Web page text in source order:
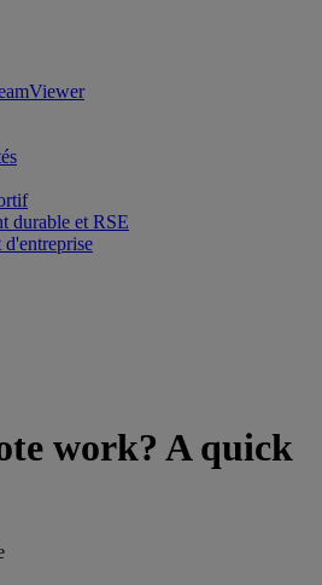
durable et RSE
work? A quick